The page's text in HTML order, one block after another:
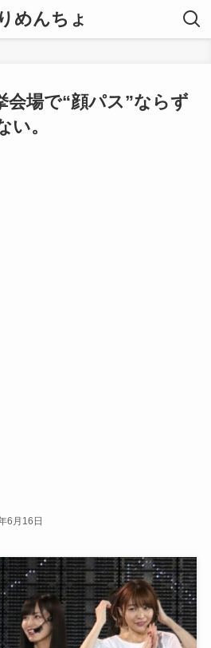
めんちょ
会場で“顔パス”ならず
。
6月16日